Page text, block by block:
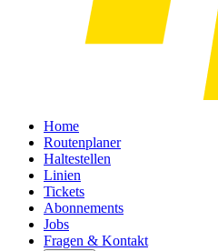
Home
Routenplaner
Haltestellen
Linien
Tickets
Abonnements
Jobs
Fragen & Kontakt